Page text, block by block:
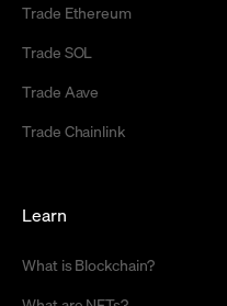
Trade Ethereum
Trade SOL
Trade Aave
Trade Chainlink
Learn
What is Blockchain?